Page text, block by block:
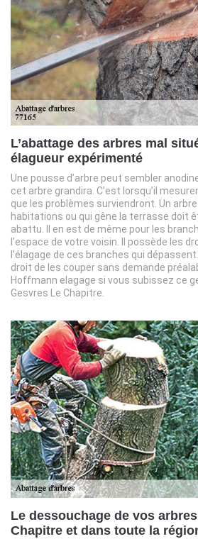
L’abattage des arbres mal
élagueur expérimenté
Une pousse d’arbre peut sembler
cet arbre grandira. C’est lorsqu’il
que les problèmes surviendront. Un
habitations ou qui gêne la terrasse doit
abattu. Il en est de même pour les
l’espace de votre voisin. Il possède les
l’élagage de ces branches qui
droit de les couper sans demande
Hoffmann elagage si vous subissez ce
Gesvres Le Chapitre.
Le dessouchage de vos
Chapitre et dans toute la